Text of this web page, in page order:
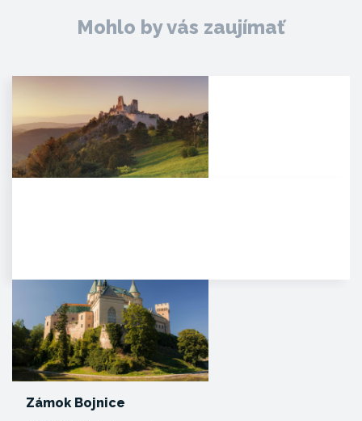
Mohlo by vás zaujímať
Zámok Bojnice